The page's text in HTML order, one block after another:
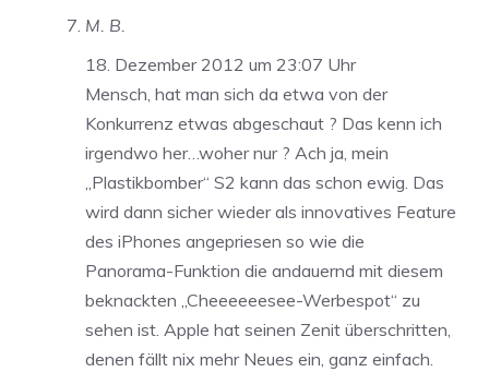
M. B.
18. Dezember 2012 um 23:07 Uhr
Mensch, hat man sich da etwa von der
Konkurrenz etwas abgeschaut ? Das kenn ich
irgendwo her…woher nur ? Ach ja, mein
„Plastikbomber“ S2 kann das schon ewig. Das
wird dann sicher wieder als innovatives Feature
des iPhones angepriesen so wie die
Panorama-Funktion die andauernd mit diesem
beknackten „Cheeeeeesee-Werbespot“ zu
sehen ist. Apple hat seinen Zenit überschritten,
denen fällt nix mehr Neues ein, ganz einfach.